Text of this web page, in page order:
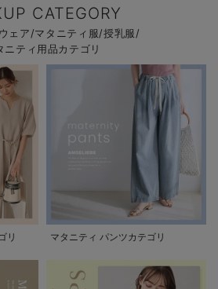
CATEGORY
ェア/マタニティ服/授乳服/
ニティ用品カテゴリ
リ マタニティ パンツカテゴリ